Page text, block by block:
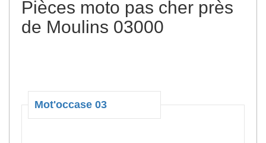
Pièces moto pas cher près
de Moulins 03000
Mot'occase 03